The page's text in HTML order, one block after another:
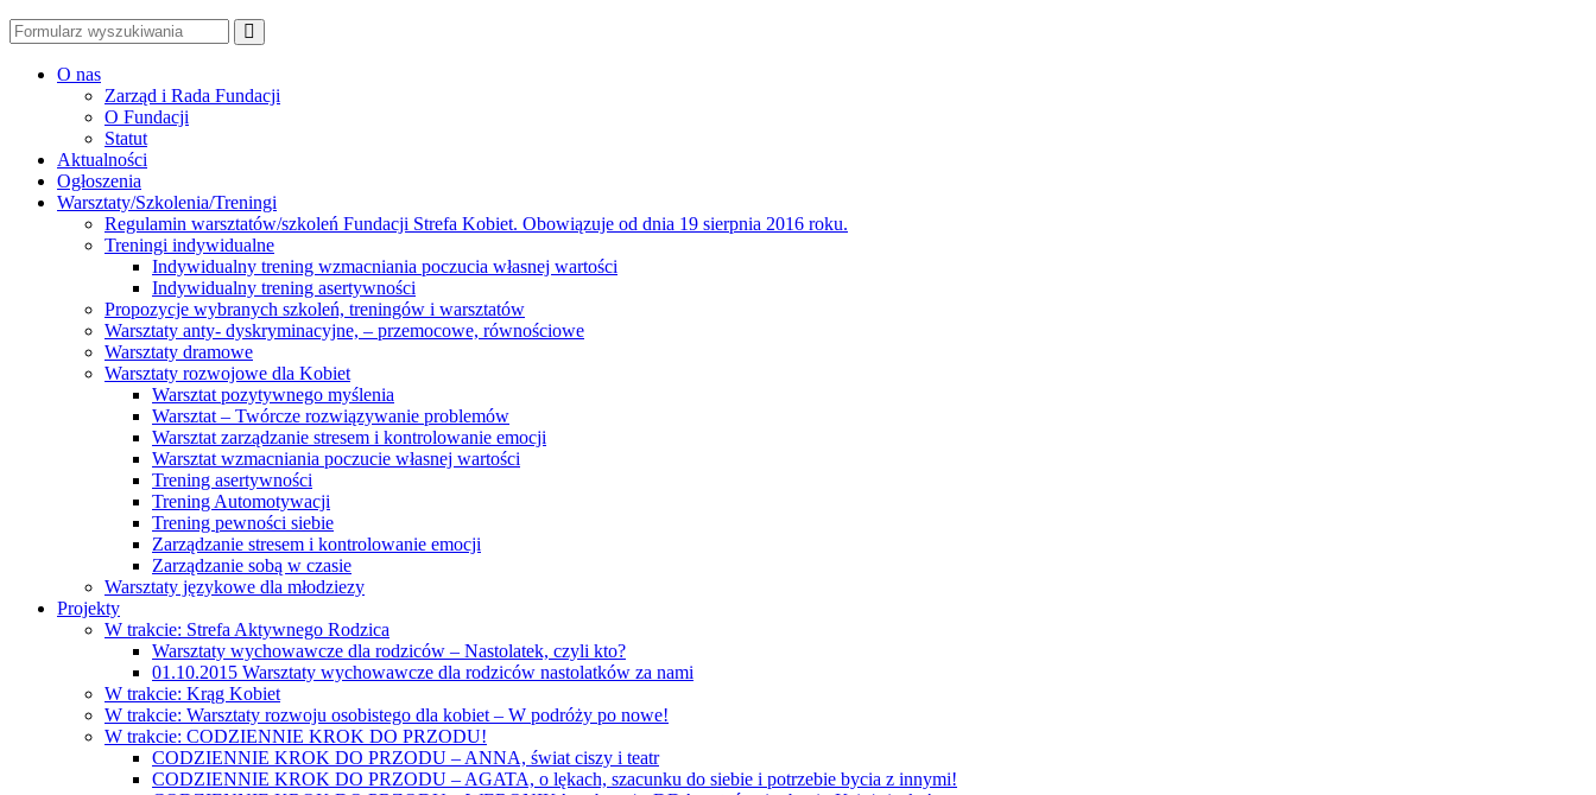
O nas
Zarząd i Rada Fundacji
O Fundacji
Statut
Aktualności
Ogłoszenia
Warsztaty/Szkolenia/Treningi
Regulamin warsztatów/szkoleń Fundacji Strefa Kobiet. Obowiązuje od dnia 19 sierpnia 2016 roku.
Treningi indywidualne
Indywidualny trening wzmacniania poczucia własnej wartości
Indywidualny trening asertywności
Propozycje wybranych szkoleń, treningów i warsztatów
Warsztaty anty- dyskryminacyjne, – przemocowe, równościowe
Warsztaty dramowe
Warsztaty rozwojowe dla Kobiet
Warsztat pozytywnego myślenia
Warsztat – Twórcze rozwiązywanie problemów
Warsztat zarządzanie stresem i kontrolowanie emocji
Warsztat wzmacniania poczucie własnej wartości
Trening asertywności
Trening Automotywacji
Trening pewności siebie
Zarządzanie stresem i kontrolowanie emocji
Zarządzanie sobą w czasie
Warsztaty językowe dla młodziezy
Projekty
W trakcie: Strefa Aktywnego Rodzica
Warsztaty wychowawcze dla rodziców – Nastolatek, czyli kto?
01.10.2015 Warsztaty wychowawcze dla rodziców nastolatków za nami
W trakcie: Krąg Kobiet
W trakcie: Warsztaty rozwoju osobistego dla kobiet – W podróży po nowe!
W trakcie: CODZIENNIE KROK DO PRZODU!
CODZIENNIE KROK DO PRZODU – ANNA, świat ciszy i teatr
CODZIENNIE KROK DO PRZODU – AGATA, o lękach, szacunku do siebie i potrzebie bycia z innymi!